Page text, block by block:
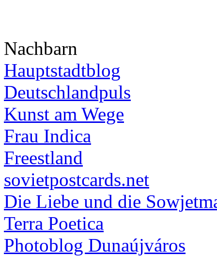
Nachbarn
Hauptstadtblog
Deutschlandpuls
Kunst am Wege
Frau Indica
Freestland
sovietpostcards.net
Die Liebe und die
Terra Poetica
Photoblog Dunaújváros